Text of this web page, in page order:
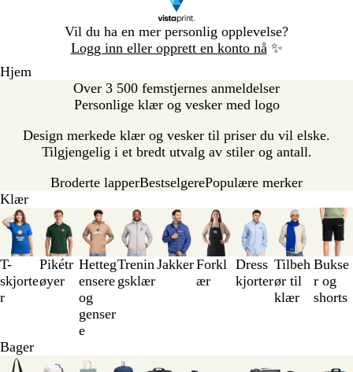
Vil du ha en mer personlig opplevelse?
Logg inn eller opprett en konto nå ✨
1
Hjem
Over 3 500 femstjernes anmeldelser
Personlige klær og vesker med logo
Design merkede klær og vesker til priser du vil elske.
Tilgjengelig i et bredt utvalg av stiler og antall.
Broderte lapperBestselgerePopulære merker
Klær
T-
skjorte
r
Pikétr
øyer
Hetteg
ensere
og
genser
e
Trenin
gsklær
JakkerForkl
ær
Dress
kjorter
Tilbeh
ør til
klær
Bukse
r og
shorts
Lysbilder
1
3
av
9
Bager
Lysbilder